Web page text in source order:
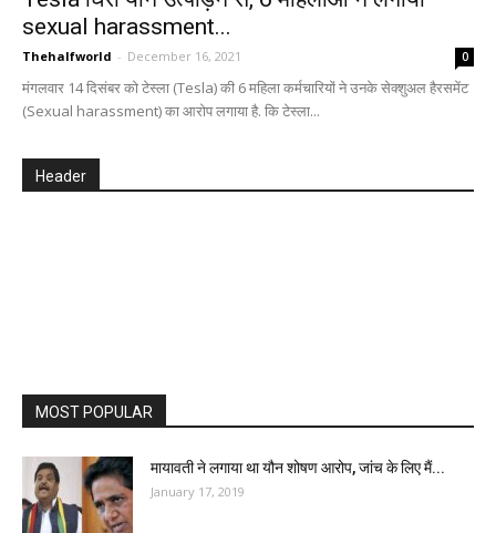
sexual harassment...
Thehalfworld - December 16, 2021 0
मंगलवार 14 दिसंबर को टेस्ला (Tesla) की 6 महिला कर्मचारियों ने उनके सेक्शुअल हैरसमेंट
(Sexual harassment) का आरोप लगाया है. कि टेस्ला...
Header
MOST POPULAR
मायावती ने लगाया था यौन शोषण आरोप, जांच के लिए मैं...
January 17, 2019